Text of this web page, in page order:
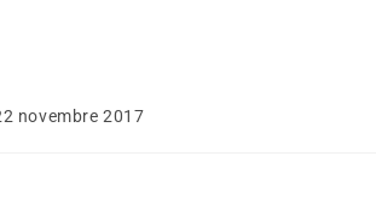
novembre 2017